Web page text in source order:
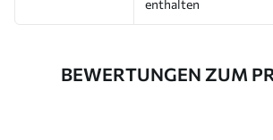
enthalten
BEWERTUNGEN ZUM